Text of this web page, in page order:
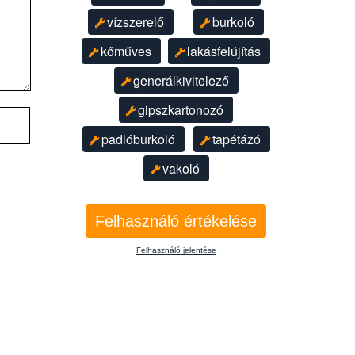
vízszerelő
burkoló
kőműves
lakásfelújítás
generálkivitelező
gipszkartonozó
padlóburkoló
tapétázó
vakoló
Felhasználó értékelése
Felhasználó jelentése